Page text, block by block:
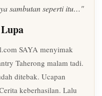
sambutan seperti itu…"
SAYA menyimak
Taherong malam tadi.
ditebak. Ucapan
keberhasilan. Lalu